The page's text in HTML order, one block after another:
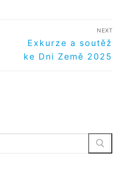
NEXT
Další
příspěvek
Exkurze a soutěž
ke Dni Země 2025